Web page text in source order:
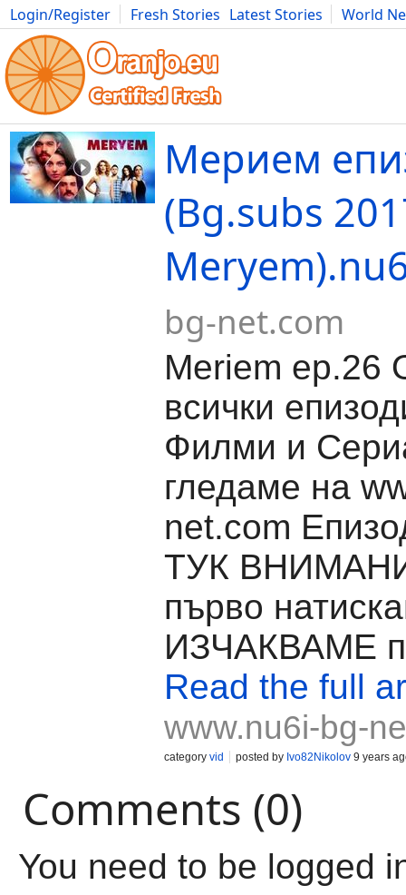
Login/Register Fresh Stories Latest Stories
World
Movies Anime Music Art Cars Advice Science
Мерием
(Bg.subs
bg-net.com
Meriem ep.26
всички
Филми и
гледаме на
net.com
ТУК
първо
ИЗЧАКВАМЕ
Read the full
www.nu6i-bg-
category vid posted by Ivo82Nikolov 9 years
Comments (0)
You need to be logged